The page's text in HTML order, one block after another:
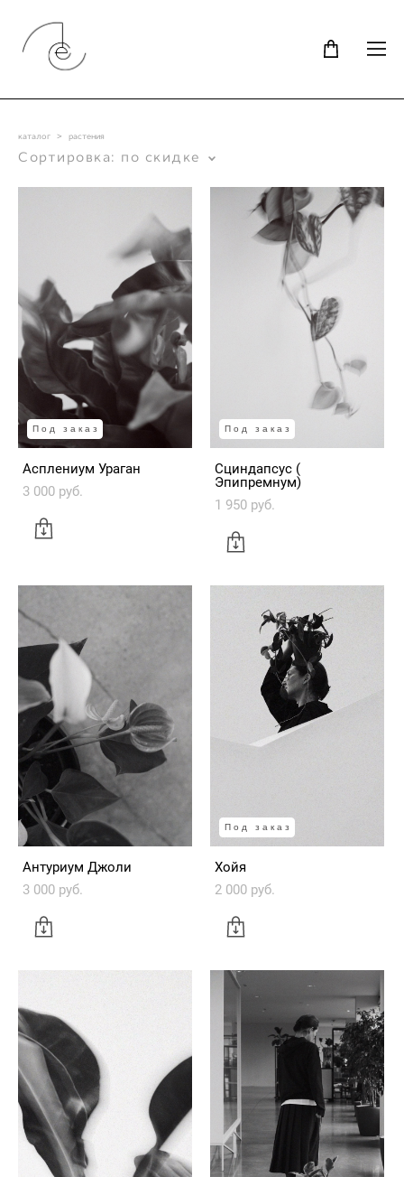
каталог > растения
Сортировка: по скидке
Под заказ
Асплениум Ураган
3 000 pуб.
Под заказ
Сциндапсус (
Эпипремнум)
1 950 pуб.
Антуриум Джоли
3 000 pуб.
Под заказ
Хойя
2 000 pуб.